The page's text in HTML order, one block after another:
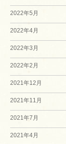
2022年5月
2022年4月
2022年3月
2022年2月
2021年12月
2021年11月
2021年7月
2021年4月